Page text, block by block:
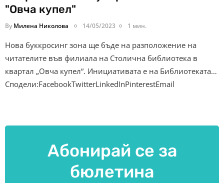
"Овча купел"
By Милена Николова 14/05/2023 1 мин.
Нова буккросинг зона ще бъде на разположение на
читателите във филиала на Столична библиотека в
квартал „Овча купел“. Инициативата е на Библиотеката…
Сподели:FacebookTwitterLinkedInPinterestEmail
Абонирай се за
бюлетина